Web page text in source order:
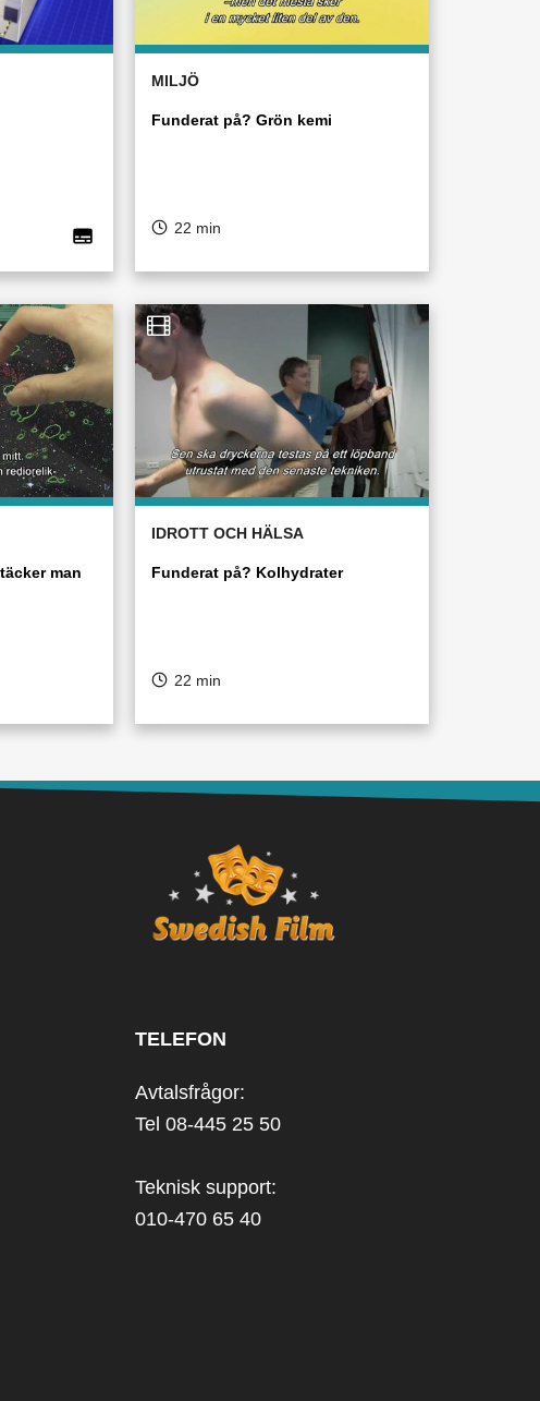
MILJÖ
Funderat på? Grön kemi
22 min
man
IDROTT OCH HÄLSA
Funderat på? Kolhydrater
22 min
TELEFON
Avtalsfrågor:
Tel 08-445 25 50
Teknisk support:
010-470 65 40